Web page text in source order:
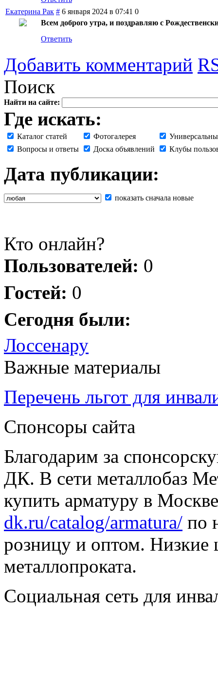
Екатерина Рак # 6 января 2024 в 07:41 0
Всем доброго утра, и поздравляю с
Ответить
Добавить комментарий
Поиск
Найти на сайте:
Где искать:
Каталог статей Фотогалерея
Вопросы и ответы
Доска объявлений Клубы
Дата публикации:
показать сначала новые
Кто онлайн?
Пользователей: 0
Гостей: 0
Сегодня были:
Лоссенару
Важные материалы
Перечень льгот для
Спонсоры сайта
Благодарим за
ДК. В сети металлобаз
купить арматуру в
dk.ru/catalog/armatura/ по
розницу и оптом. Низкие
металлопроката.
Социальная сеть для